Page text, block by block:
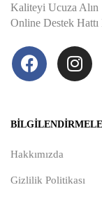
Kaliteyi Ucuza Alın
Online Destek
Hakkımızda
Gizlilik Politikası